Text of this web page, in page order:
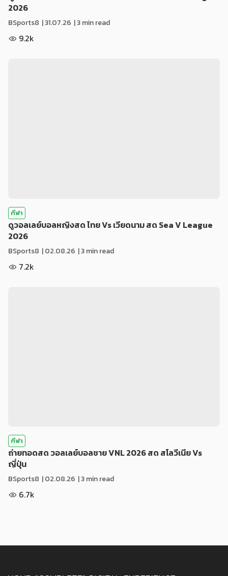
2026
BSports8 |31.07.26 | 3 min read
9.2k
กีฬา
ดูวอลเลย์บอลหญิงสด ไทย Vs เวียดนาม สด Sea V League
2026
BSports8 |02.08.26 | 3 min read
7.2k
กีฬา
ถ่ายทอดสด วอลเลย์บอลชาย VNL 2026 สด สโลวีเนีย Vs
ญี่ปุ่น
BSports8 |02.08.26 | 3 min read
6.7k